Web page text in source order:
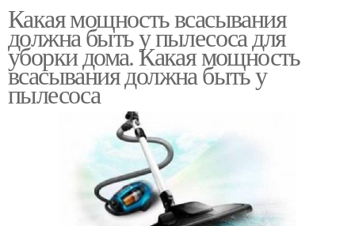
Какая мощность всасывания
должна быть у пылесоса для
уборки дома. Какая мощность
всасывания должна быть у
пылесоса